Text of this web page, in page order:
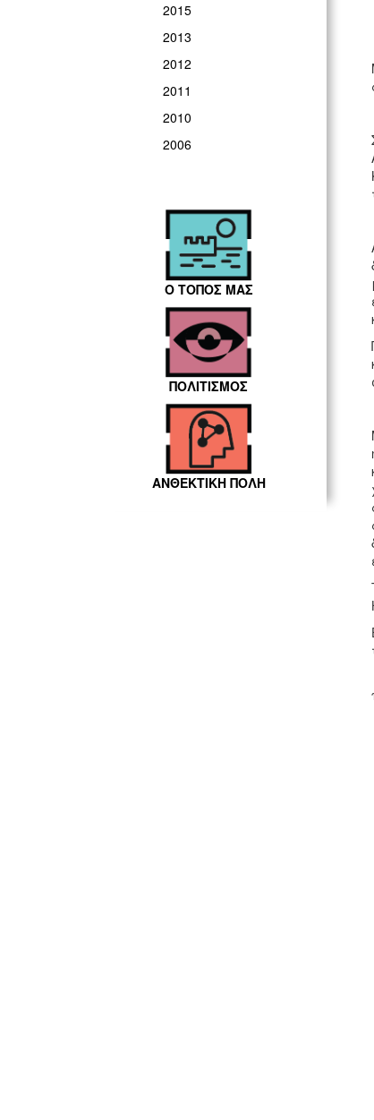
2015
2013
2012
2011
2010
2006
Ο ΤΟΠΟΣ ΜΑΣ
ΠΟΛΙΤΙΣΜΟΣ
ΑΝΘΕΚΤΙΚΗ ΠΟΛΗ